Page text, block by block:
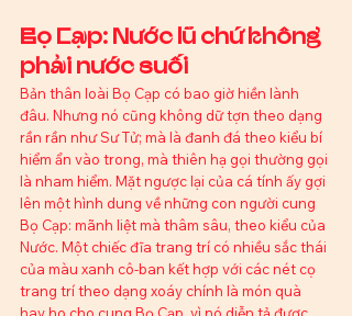
Bọ Cạp: Nước lũ chứ không
phải nước suối
Bản thân loài Bọ Cạp có bao giờ hiền lành
đâu. Nhưng nó cũng không dữ tợn theo dạng
rần rần như Sư Tử; mà là đanh đá theo kiểu bí
hiểm ẩn vào trong, mà thiên hạ gọi thường gọi
là nham hiểm. Mặt ngược lại của cá tính ấy gợi
lên một hình dung về những con người cung
Bọ Cạp: mãnh liệt mà thâm sâu, theo kiểu của
Nước. Một chiếc đĩa trang trí có nhiều sắc thái
của màu xanh cô-ban kết hợp với các nét cọ
trang trí theo dạng xoáy chính là món quà
hay ho cho cung Bọ Cạp, vì nó diễn tả được